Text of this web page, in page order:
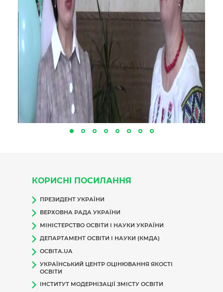
КОРИСНІ ПОСИЛАННЯ
ПРЕЗИДЕНТ УКРАЇНИ
ВЕРХОВНА РАДА УКРАЇНИ
МІНІСТЕРСТВО ОСВІТИ І НАУКИ УКРАЇНИ
ДЕПАРТАМЕНТ ОСВІТИ І НАУКИ (КМДА)
ОСВІТА.UA
УКРАЇНСЬКИЙ ЦЕНТР ОЦІНЮВАННЯ ЯКОСТІ
ОСВІТИ
ІНСТИТУТ МОДЕРНІЗАЦІЇ ЗМІСТУ ОСВІТИ